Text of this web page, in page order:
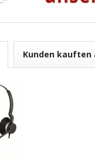
Kunden kauften